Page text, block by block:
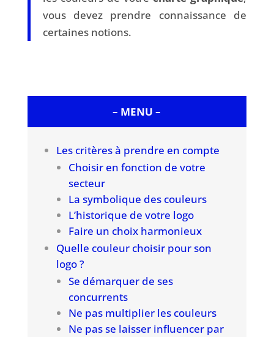
vous devez prendre connaissance de
certaines notions.
– MENU –
Les critères à prendre en compte
Choisir en fonction de votre
secteur
La symbolique des couleurs
L’historique de votre logo
Faire un choix harmonieux
Quelle couleur choisir pour son
logo ?
Se démarquer de ses
concurrents
Ne pas multiplier les couleurs
Ne pas se laisser influencer par